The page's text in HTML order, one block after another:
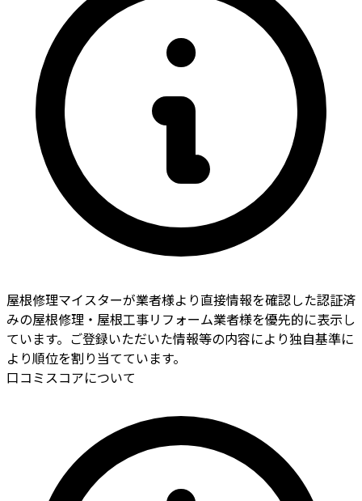
屋根修理マイスターが業者様より直接情報を確認した認証済
みの屋根修理・屋根工事リフォーム業者様を優先的に表示し
ています。ご登録いただいた情報等の内容により独自基準に
より順位を割り当てています。
口コミスコアについて